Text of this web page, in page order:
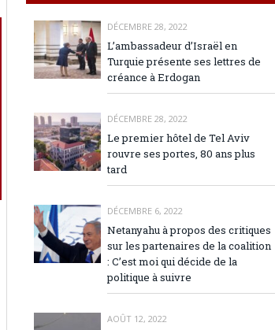
DÉCEMBRE 28, 2022
L’ambassadeur d’Israël en
Turquie présente ses lettres de
créance à Erdogan
DÉCEMBRE 28, 2022
Le premier hôtel de Tel Aviv
rouvre ses portes, 80 ans plus
tard
DÉCEMBRE 6, 2022
Netanyahu à propos des critiques
sur les partenaires de la coalition
: C’est moi qui décide de la
politique à suivre
AOÛT 12, 2022